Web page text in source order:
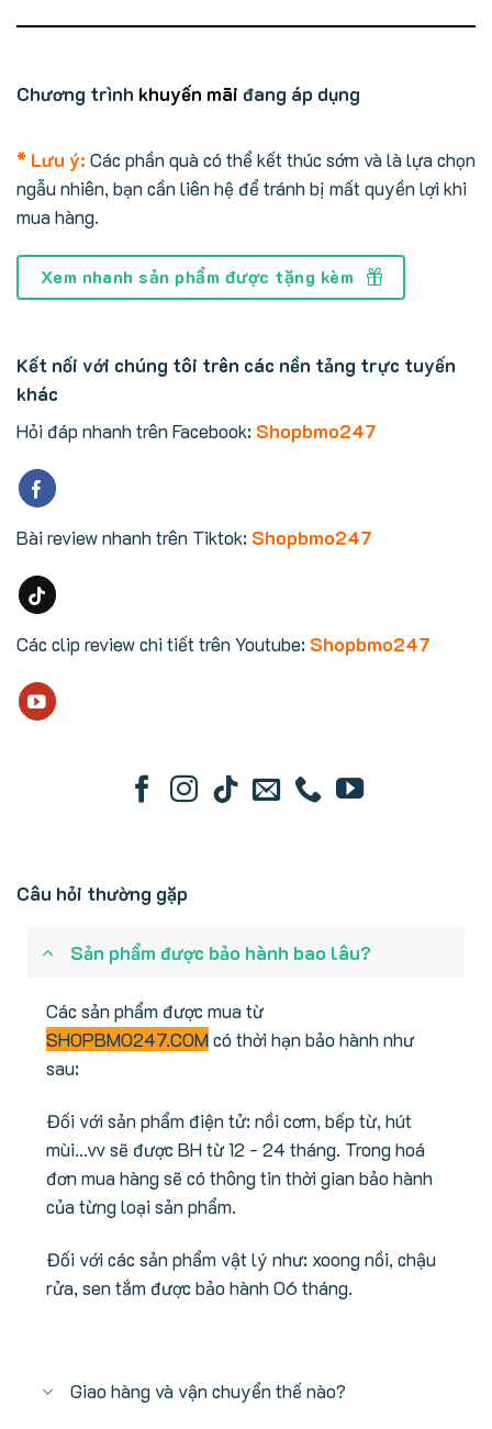
Chương trình khuyến mãi đang áp dụng
* Lưu ý: Các phần quà có thể kết thúc sớm và là lựa chọn
ngẫu nhiên, bạn cần liên hệ để tránh bị mất quyền lợi khi
mua hàng.
Xem nhanh sản phẩm được tặng kèm
Kết nối với chúng tôi trên các nền tảng trực tuyến
khác
Hỏi đáp nhanh trên Facebook: Shopbmo247
Bài review nhanh trên Tiktok: Shopbmo247
Các clip review chi tiết trên Youtube: Shopbmo247
Câu hỏi thường gặp
Sản phẩm được bảo hành bao lâu?
Các sản phẩm được mua từ
SHOPBMO247.COMcó thời hạn bảo hành như
sau:
Đối với sản phẩm điện tử: nồi cơm, bếp từ, hút
mùi...vv sẽ được BH từ 12 - 24 tháng. Trong hoá
đơn mua hàng sẽ có thông tin thời gian bảo hành
của từng loại sản phẩm.
Đối với các sản phẩm vật lý như: xoong nồi, chậu
rửa, sen tắm được bảo hành 06 tháng.
Giao hàng và vận chuyển thế nào?